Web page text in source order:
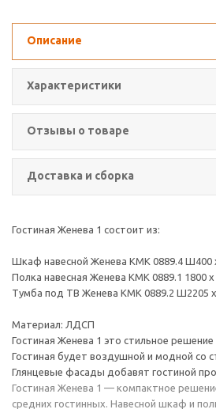
Описание
Характеристики
Отзывы о товаре
Доставка и сборка
Гостиная Женева 1 состоит из:
Шкаф навесной Женева КМК 0889.4 Ш400
Полка навесная Женева КМК 0889.1 1800
Тумба под ТВ Женева КМК 0889.2 Ш2205
Материал: ЛДСП
Гостиная Женева 1 это стильное
Гостиная будет воздушной и модной со
Глянцевые фасады добавят гостиной
Гостиная Женева 1 — компактное
средних гостинных. Навесной шкаф и